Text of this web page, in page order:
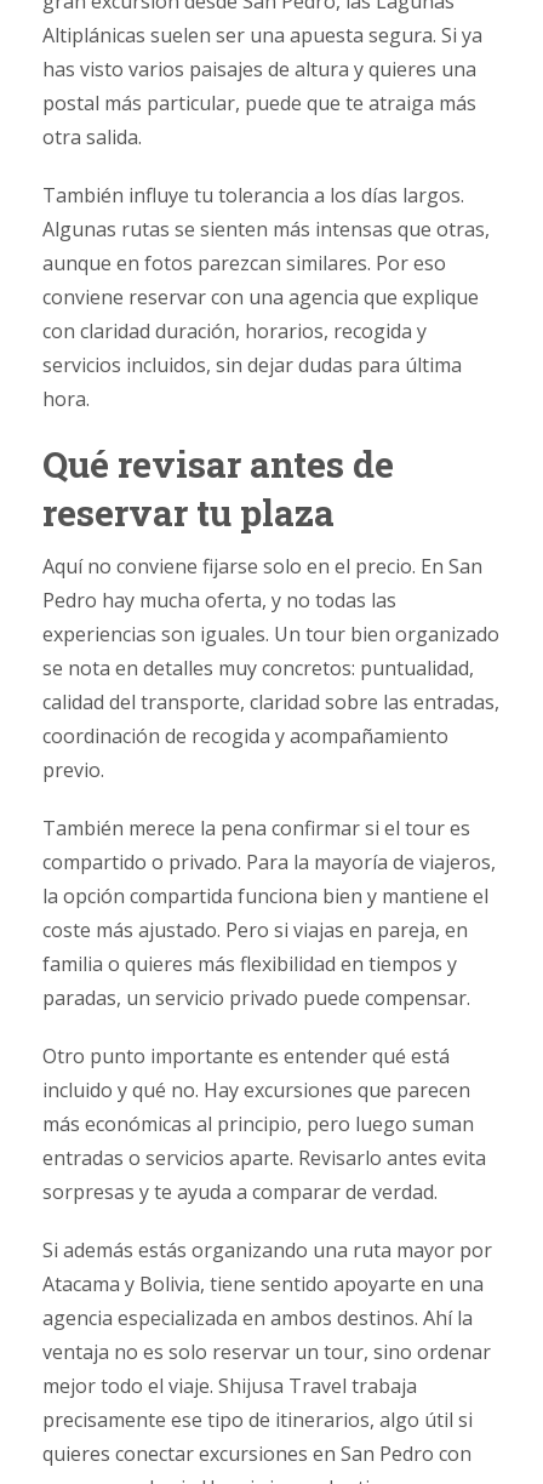
Altiplánicas suelen ser una apuesta segura. Si ya
has visto varios paisajes de altura y quieres una
postal más particular, puede que te atraiga más
otra salida.
También influye tu tolerancia a los días largos.
Algunas rutas se sienten más intensas que otras,
aunque en fotos parezcan similares. Por eso
conviene reservar con una agencia que explique
con claridad duración, horarios, recogida y
servicios incluidos, sin dejar dudas para última
hora.
Qué revisar antes de
reservar tu plaza
Aquí no conviene fijarse solo en el precio. En San
Pedro hay mucha oferta, y no todas las
experiencias son iguales. Un tour bien organizado
se nota en detalles muy concretos: puntualidad,
calidad del transporte, claridad sobre las entradas,
coordinación de recogida y acompañamiento
previo.
También merece la pena confirmar si el tour es
compartido o privado. Para la mayoría de viajeros,
la opción compartida funciona bien y mantiene el
coste más ajustado. Pero si viajas en pareja, en
familia o quieres más flexibilidad en tiempos y
paradas, un servicio privado puede compensar.
Otro punto importante es entender qué está
incluido y qué no. Hay excursiones que parecen
más económicas al principio, pero luego suman
entradas o servicios aparte. Revisarlo antes evita
sorpresas y te ayuda a comparar de verdad.
Si además estás organizando una ruta mayor por
Atacama y Bolivia, tiene sentido apoyarte en una
agencia especializada en ambos destinos. Ahí la
ventaja no es solo reservar un tour, sino ordenar
mejor todo el viaje. Shijusa Travel trabaja
precisamente ese tipo de itinerarios, algo útil si
quieres conectar excursiones en San Pedro con